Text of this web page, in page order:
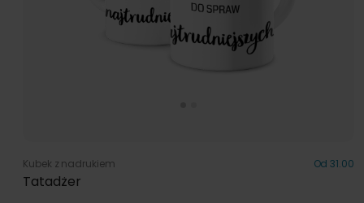
Kubek z nadrukiem Od 31.00
Tatadżer